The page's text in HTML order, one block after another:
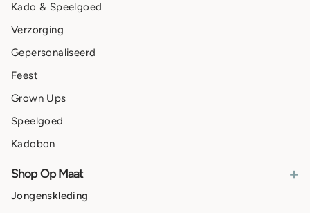
Kado & Speelgoed
Verzorging
Gepersonaliseerd
Feest
Grown Ups
Speelgoed
Kadobon
Shop Op Maat +
Jongenskleding